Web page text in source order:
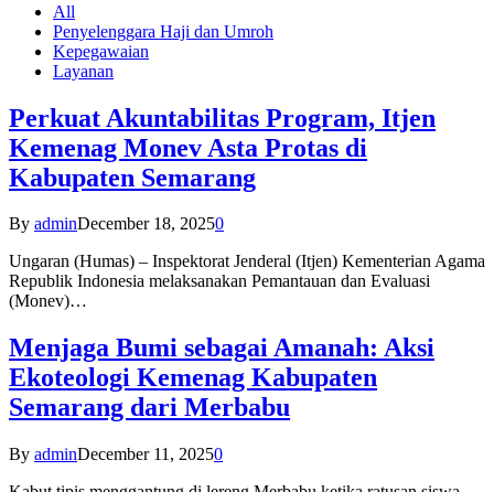
All
Penyelenggara Haji dan Umroh
Kepegawaian
Layanan
Perkuat Akuntabilitas Program, Itjen
Kemenag Monev Asta Protas di
Kabupaten Semarang
By adminDecember 18, 20250
Ungaran (Humas) – Inspektorat Jenderal (Itjen) Kementerian Agama
Republik Indonesia melaksanakan Pemantauan dan Evaluasi
(Monev)…
Menjaga Bumi sebagai Amanah: Aksi
Ekoteologi Kemenag Kabupaten
Semarang dari Merbabu
By adminDecember 11, 20250